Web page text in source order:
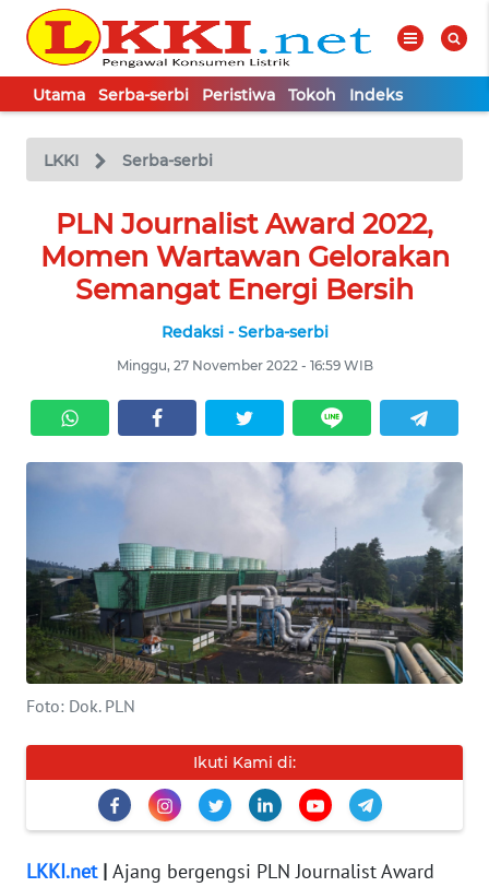
Utama Serba-serbi Peristiwa Tokoh Indeks
LKKI Serba-serbi
PLN Journalist Award 2022,
Momen Wartawan Gelorakan
Semangat Energi Bersih
Redaksi - Serba-serbi
Minggu, 27 November 2022 - 16:59 WIB
Foto: Dok. PLN
Ikuti Kami di:
LKKI.net| Ajang bergengsi PLN Journalist Award
WAHANA
TV
Tutup
UTAMA
SERBA-
SERBI
TOKOH
KONTAK
KAMI
INFO
IKLAN
TENTANG
SIBER